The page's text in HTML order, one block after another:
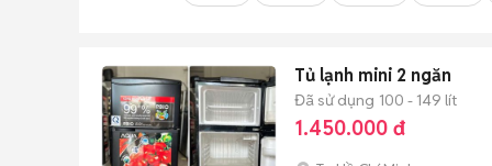
Tủ lạnh mini 2 ngăn
Đã sử dụng 100 - 149 lít
1.450.000 đ